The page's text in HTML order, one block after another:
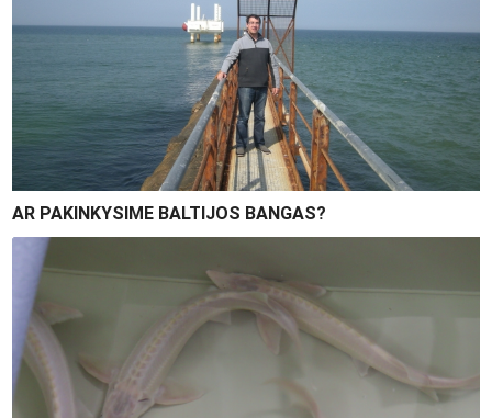
AR PAKINKYSIME BALTIJOS BANGAS?